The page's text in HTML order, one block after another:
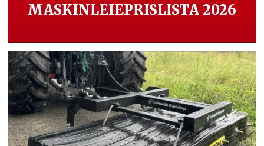
MASKINLEIEPRISLISTA 2026